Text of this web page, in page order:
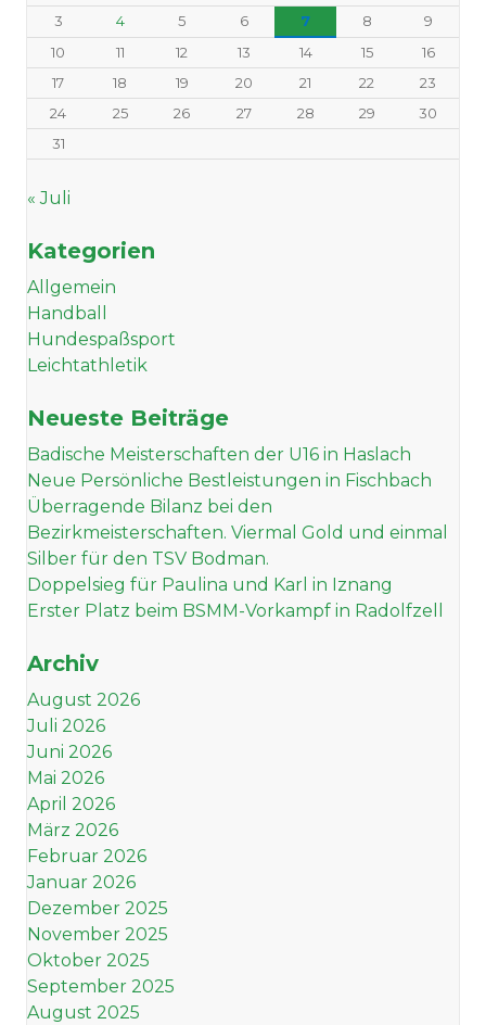
3
4 5 6 7 8
9
10
11 12 13 14 15
16
17
18 19 20 21 22
23
24
25 26 27 28 29
30
31
« Juli
Kategorien
Allgemein
Handball
Hundespaßsport
Leichtathletik
Neueste Beiträge
Badische Meisterschaften der U16 in Haslach
Neue Persönliche Bestleistungen in Fischbach
Überragende Bilanz bei den
Bezirkmeisterschaften. Viermal Gold und einmal
Silber für den TSV Bodman.
Doppelsieg für Paulina und Karl in Iznang
Erster Platz beim BSMM-Vorkampf in Radolfzell
Archiv
August 2026
Juli 2026
Juni 2026
Mai 2026
April 2026
März 2026
Februar 2026
Januar 2026
Dezember 2025
November 2025
Oktober 2025
September 2025
August 2025